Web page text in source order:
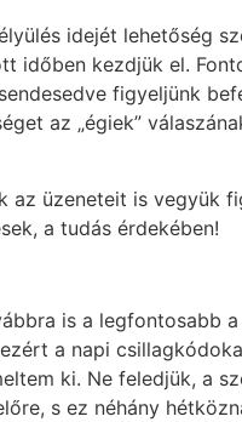
idejét lehetőség
időben kezdjük el.
figyeljünk
az „égiek”
az üzeneteit is vegyük
a tudás érdekében!
is a legfontosabb
a napi
ki. Ne feledjük, a
s ez néhány